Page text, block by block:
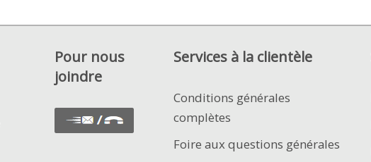
Pour nous
joindre
Services à la clientèle
Conditions générales
complètes
Foire aux questions générales